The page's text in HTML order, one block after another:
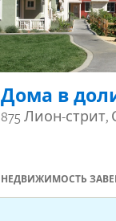
Дома в
875 Лион-стрит,
НЕДВИЖИМОСТЬ